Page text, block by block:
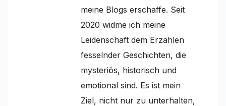
meine Blogs erschaffe. Seit
2020 widme ich meine
Leidenschaft dem Erzählen
fesselnder Geschichten, die
mysteriös, historisch und
emotional sind. Es ist mein
Ziel, nicht nur zu unterhalten,